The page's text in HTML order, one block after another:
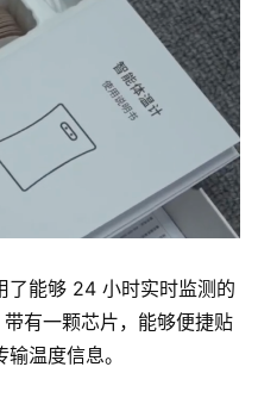
注册
了能够 24 小时实时监测的
有一颗芯片，能够便捷贴
温度信息。